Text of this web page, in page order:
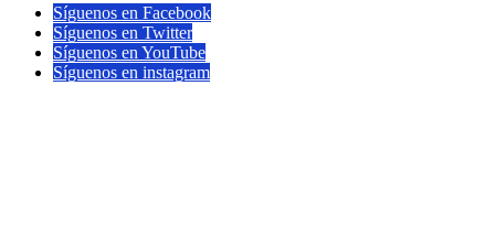
Síguenos en Facebook
Síguenos en Twitter
Síguenos en YouTube
Síguenos en instagram